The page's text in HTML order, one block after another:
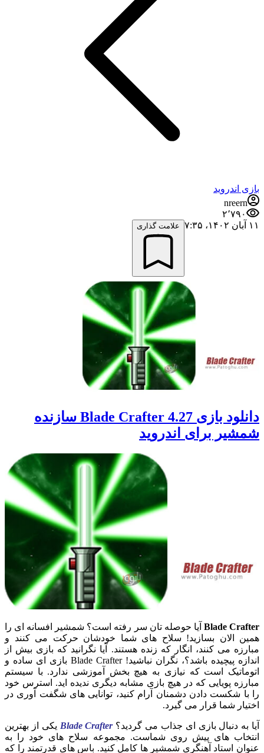
بازی اندروید
nreern
۲٬۷۹۰
۱۱ آبان ۱۴۰۲،‏ ۷:۳۵
علامت گذاری
دانلود بازی Blade Crafter 4.27 سازنده
شمشیر برای اندروید
Blade Crafter آیا حوصله تان سر رفته است؟ شمشیر افسانه ای را
همین الان بسازید! سلاح های شما خودشان حرکت می کنند و
مبارزه می کنند، انگار که زنده هستند. آیا نگرانید که بازی بیش از
اندازه پیچیده باشد؟، نگران نباشید! Blade Crafter بازی ای ساده و
اتوماتیک است که نیازی به هیچ بخش آموزشی ندارد. با سیستم
مبارزه پویایی که در هیچ بازی مشابه دیگری ندیده اید. استرس خود
را با شکست دادن دشمنان آرام کنید، توانایی های شگفت آوری در
اختیار شما قرار می گیرد.
آیا به دنبال بازی ای جذاب می گردید؟Blade Crafter یکی از بهترین
انتخاب های پیش روی شماست. مجموعه سلاح های خود را به
عنوان استاد آهنگری شمشیر ها کامل کنید. باس های قدرتمند را که